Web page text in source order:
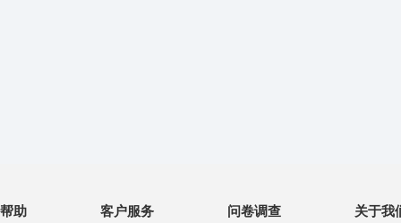
帮助 客户服务 问卷调查 关于我